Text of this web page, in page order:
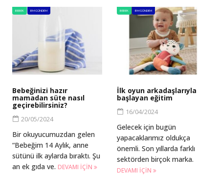
BEBEK BM GÜNDEM
Bebeğinizi hazır
mamadan süte nasıl
geçirebilirsiniz?
20/05/2024
Bir okuyucumuzdan gelen
“Bebeğim 14 Aylık, anne
sütünü ilk aylarda bıraktı. Şu
an ek gıda ve. DEVAMI IÇIN
BEBEK BM GÜNDEM
İlk oyun arkadaşlarıyla
başlayan eğitim
16/04/2024
Gelecek için bugün
yapacaklarımız oldukça
önemli. Son yıllarda farklı
sektörden birçok marka.
DEVAMI IÇIN